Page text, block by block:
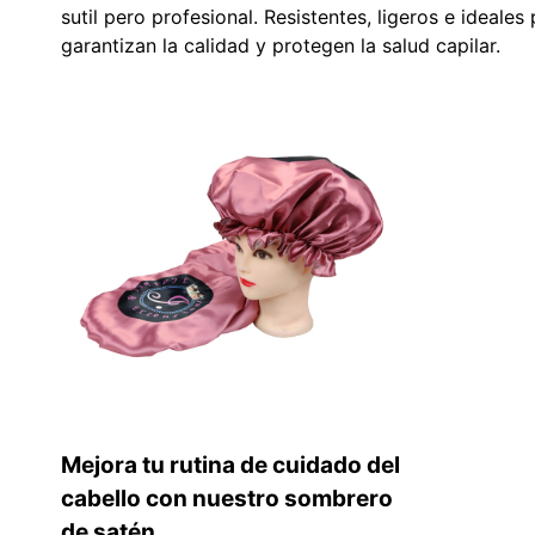
sutil pero profesional. Resistentes, ligeros e
garantizan la calidad y protegen la salud capilar.
Mejora tu rutina de cuidado del
cabello con nuestro sombrero